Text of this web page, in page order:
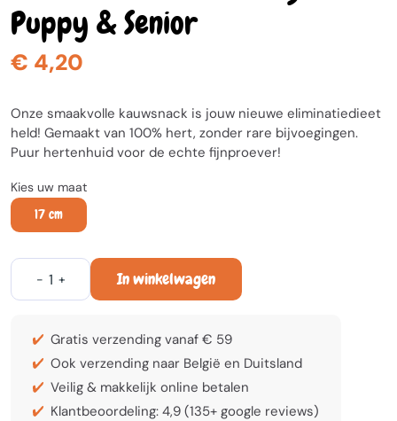
Puppy & Senior
€ 4,20
Onze smaakvolle kauwsnack is jouw nieuwe eliminatiedieet
held! Gemaakt van 100% hert, zonder rare bijvoegingen.
Puur hertenhuid voor de echte fijnproever!
Kies uw maat
17 cm
- + In winkelwagen
Gratis verzending vanaf € 59
Ook verzending naar België en Duitsland
Veilig & makkelijk online betalen
Klantbeoordeling: 4,9 (135+ google reviews)